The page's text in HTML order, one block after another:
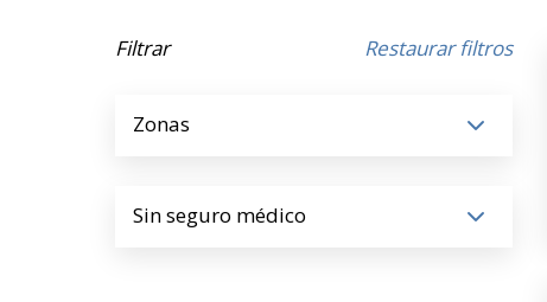
Filtrar Restaurar filtros
Zonas
Sin seguro médico